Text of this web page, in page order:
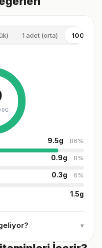
1 adet (orta) 100 g
9.5g · 86%
0.9g · 8%
0.3g · 6%
1.5g
▾